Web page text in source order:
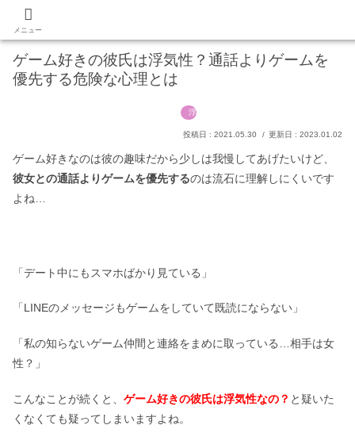
PR
ゲーム好きの彼氏は浮気性？通話よりゲームを
優先する危険な心理とは
浮気
2021.05.30 2023.01.02
ゲーム好きなのは彼の趣味だから少しは我慢してあげたいけど、
彼女との通話よりゲームを優先するのは流石に理解しにくいです
よね…
「デート中にもスマホばかり見ている」
「LINEのメッセージもゲームをしていて既読にならない」
「私の知らないゲーム仲間と連絡をまめに取っている…相手は女
性？」
こんなことが続くと、 ゲーム好きの彼氏は浮気性なの？ と疑いた
くなくても疑ってしまいますよね。
メニュー